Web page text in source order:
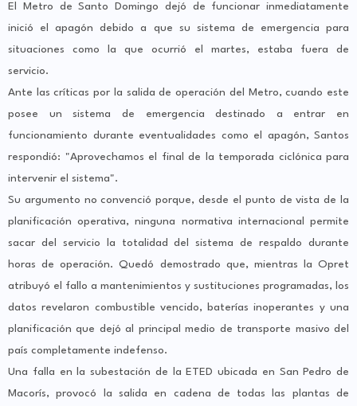
El Metro de Santo Domingo dejó de funcionar inmediatamente
inició el apagón debido a que su sistema de emergencia para
situaciones como la que ocurrió el martes, estaba fuera de
servicio.
Ante las críticas por la salida de operación del Metro, cuando este
posee un sistema de emergencia destinado a entrar en
funcionamiento durante eventualidades como el apagón, Santos
respondió: "Aprovechamos el final de la temporada ciclónica para
intervenir el sistema".
Su argumento no convenció porque, desde el punto de vista de la
planificación operativa, ninguna normativa internacional permite
sacar del servicio la totalidad del sistema de respaldo durante
horas de operación. Quedó demostrado que, mientras la Opret
atribuyó el fallo a mantenimientos y sustituciones programadas, los
datos revelaron combustible vencido, baterías inoperantes y una
planificación que dejó al principal medio de transporte masivo del
país completamente indefenso.
Una falla en la subestación de la ETED ubicada en San Pedro de
Macorís, provocó la salida en cadena de todas las plantas de